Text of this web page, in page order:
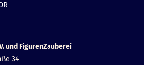
und FigurenZauberei
34